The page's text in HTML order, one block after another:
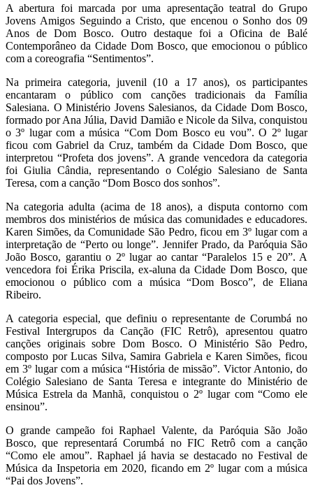
A abertura foi marcada por uma apresentação teatral do Grupo
Jovens Amigos Seguindo a Cristo, que encenou o Sonho dos 09
Anos de Dom Bosco. Outro destaque foi a Oficina de Balé
Contemporâneo da Cidade Dom Bosco, que emocionou o público
com a coreografia “Sentimentos”.
Na primeira categoria, juvenil (10 a 17 anos), os participantes
encantaram o público com canções tradicionais da Família
Salesiana. O Ministério Jovens Salesianos, da Cidade Dom Bosco,
formado por Ana Júlia, David Damião e Nicole da Silva, conquistou
o 3º lugar com a música “Com Dom Bosco eu vou”. O 2º lugar
ficou com Gabriel da Cruz, também da Cidade Dom Bosco, que
interpretou “Profeta dos jovens”. A grande vencedora da categoria
foi Giulia Cândia, representando o Colégio Salesiano de Santa
Teresa, com a canção “Dom Bosco dos sonhos”.
Na categoria adulta (acima de 18 anos), a disputa contorno com
membros dos ministérios de música das comunidades e educadores.
Karen Simões, da Comunidade São Pedro, ficou em 3º lugar com a
interpretação de “Perto ou longe”. Jennifer Prado, da Paróquia São
João Bosco, garantiu o 2º lugar ao cantar “Paralelos 15 e 20”. A
vencedora foi Érika Priscila, ex-aluna da Cidade Dom Bosco, que
emocionou o público com a música “Dom Bosco”, de Eliana
Ribeiro.
A categoria especial, que definiu o representante de Corumbá no
Festival Intergrupos da Canção (FIC Retrô), apresentou quatro
canções originais sobre Dom Bosco. O Ministério São Pedro,
composto por Lucas Silva, Samira Gabriela e Karen Simões, ficou
em 3º lugar com a música “História de missão”. Victor Antonio, do
Colégio Salesiano de Santa Teresa e integrante do Ministério de
Música Estrela da Manhã, conquistou o 2º lugar com “Como ele
ensinou”.
O grande campeão foi Raphael Valente, da Paróquia São João
Bosco, que representará Corumbá no FIC Retrô com a canção
“Como ele amou”. Raphael já havia se destacado no Festival de
Música da Inspetoria em 2020, ficando em 2º lugar com a música
“Pai dos Jovens”.